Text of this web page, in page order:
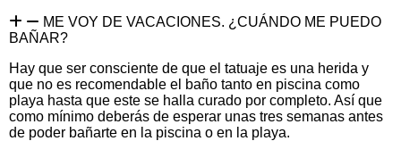
ME VOY DE VACACIONES. ¿CUÁNDO ME PUEDO
BAÑAR?
Hay que ser consciente de que el tatuaje es una herida y
que no es recomendable el baño tanto en piscina como
playa hasta que este se halla curado por completo. Así que
como mínimo deberás de esperar unas tres semanas antes
de poder bañarte en la piscina o en la playa.